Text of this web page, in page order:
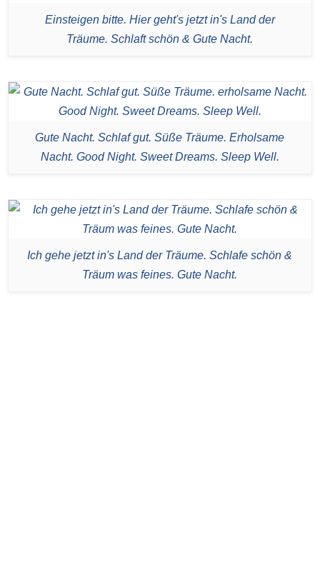
Einsteigen bitte. Hier geht's jetzt in's Land der
Träume. Schlaft schön & Gute Nacht.
Gute Nacht. Schlaf gut. Süße Träume. Erholsame
Nacht. Good Night. Sweet Dreams. Sleep Well.
Ich gehe jetzt in's Land der Träume. Schlafe schön &
Träum was feines. Gute Nacht.